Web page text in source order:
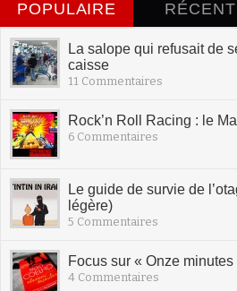
POPULAIRE RÉCENT
La salope qui refusait de
caisse
11 Commentaires
Rock’n Roll Racing : le
6 Commentaires
Le guide de survie de
légère)
5 Commentaires
Focus sur « Onze
4 Commentaires